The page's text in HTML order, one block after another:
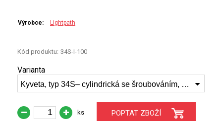
XRF
FÓLIE XRF
Výrobce: Lightpath
Kód produktu: 34S-I-100
Varianta
Kyveta, typ 34S– cylindrická se šroubováním, spec. syntetický křemen (Infrasil), 100 mm, (34S-I-100)
ks POPTAT ZBOŽÍ